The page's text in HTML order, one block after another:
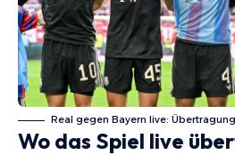
Real gegen Bayern live:
Wo das Spiel live